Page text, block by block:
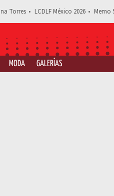
Torres LCDLF México 2026 Memo
MODA GALERÍAS